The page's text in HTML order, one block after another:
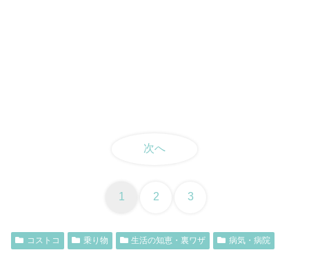
次へ
1 2 3
コストコ 乗り物 生活の知恵・裏ワザ 病気・病院